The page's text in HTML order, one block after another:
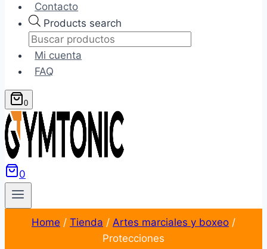
Contacto
Products search
Mi cuenta
FAQ
0
0
Home / Tienda / Artes marciales y boxeo /
Protecciones